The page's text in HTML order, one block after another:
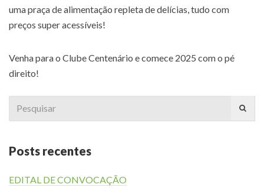
uma praça de alimentação repleta de delícias, tudo com
preços super acessíveis!
Venha para o Clube Centenário e comece 2025 com o pé
direito!
Posts recentes
EDITAL DE CONVOCAÇÃO